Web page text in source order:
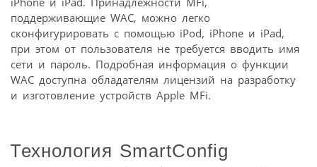
поддерживающие WAC, можно легко
сконфигурировать с помощью iPod, iPhone и iPad,
при этом от пользователя не требуется вводить имя
сети и пароль. Подробная информация о функции
WAC доступна обладателям лицензий на разработку
и изготовление устройств Apple MFi.
Технология SmartConfig